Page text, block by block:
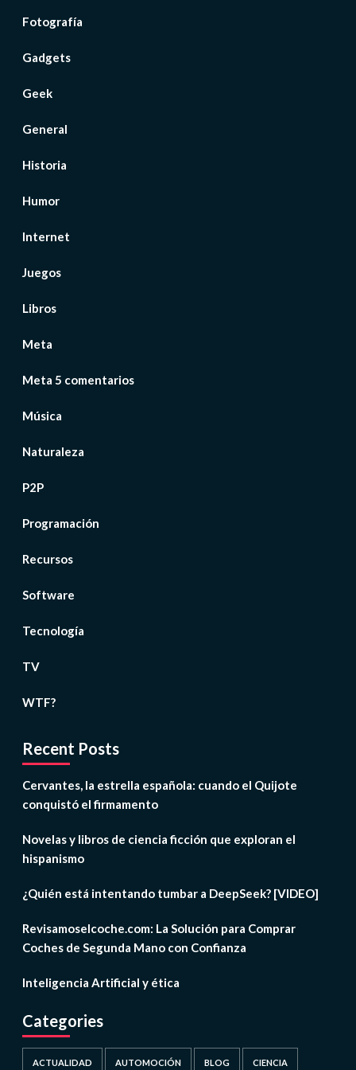
Fotografía
Gadgets
Geek
General
Historia
Humor
Internet
Juegos
Libros
Meta
Meta 5 comentarios
Música
Naturaleza
P2P
Programación
Recursos
Software
Tecnología
TV
WTF?
Recent Posts
Cervantes, la estrella española: cuando el Quijote
conquistó el firmamento
Novelas y libros de ciencia ficción que exploran el
hispanismo
¿Quién está intentando tumbar a DeepSeek? [VIDEO]
Revisamoselcoche.com: La Solución para Comprar
Coches de Segunda Mano con Confianza
Inteligencia Artificial y ética
Categories
ACTUALIDAD AUTOMOCIÓN BLOG CIENCIA